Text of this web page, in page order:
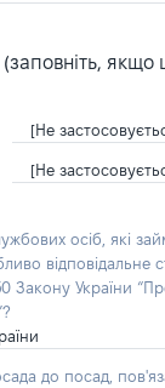
якщо
[Не
[Не
осіб, які
відповідальне
Закону України
до посад,